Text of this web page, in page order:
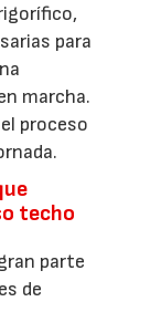
para
marcha.
proceso
techo
parte
de